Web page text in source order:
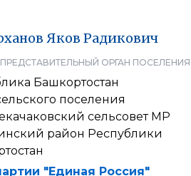
Яков Радикович
ПРЕДСТАВИТЕЛЬНЫЙ ОРГАН ПОСЕЛЕНИЯ
Башкортостан
поселения
сельсовет МР
район Республики
"Единая Россия"